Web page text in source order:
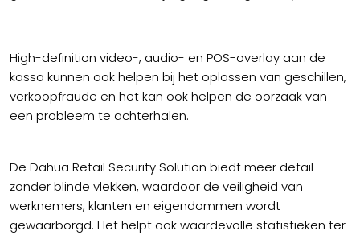
High-definition video-, audio- en POS-overlay aan de
kassa kunnen ook helpen bij het oplossen van geschillen,
verkoopfraude en het kan ook helpen de oorzaak van
een probleem te achterhalen.
De Dahua Retail Security Solution biedt meer detail
zonder blinde vlekken, waardoor de veiligheid van
werknemers, klanten en eigendommen wordt
gewaarborgd. Het helpt ook waardevolle statistieken ter